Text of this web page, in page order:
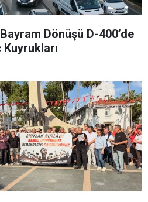
Dönüşü D-400’de